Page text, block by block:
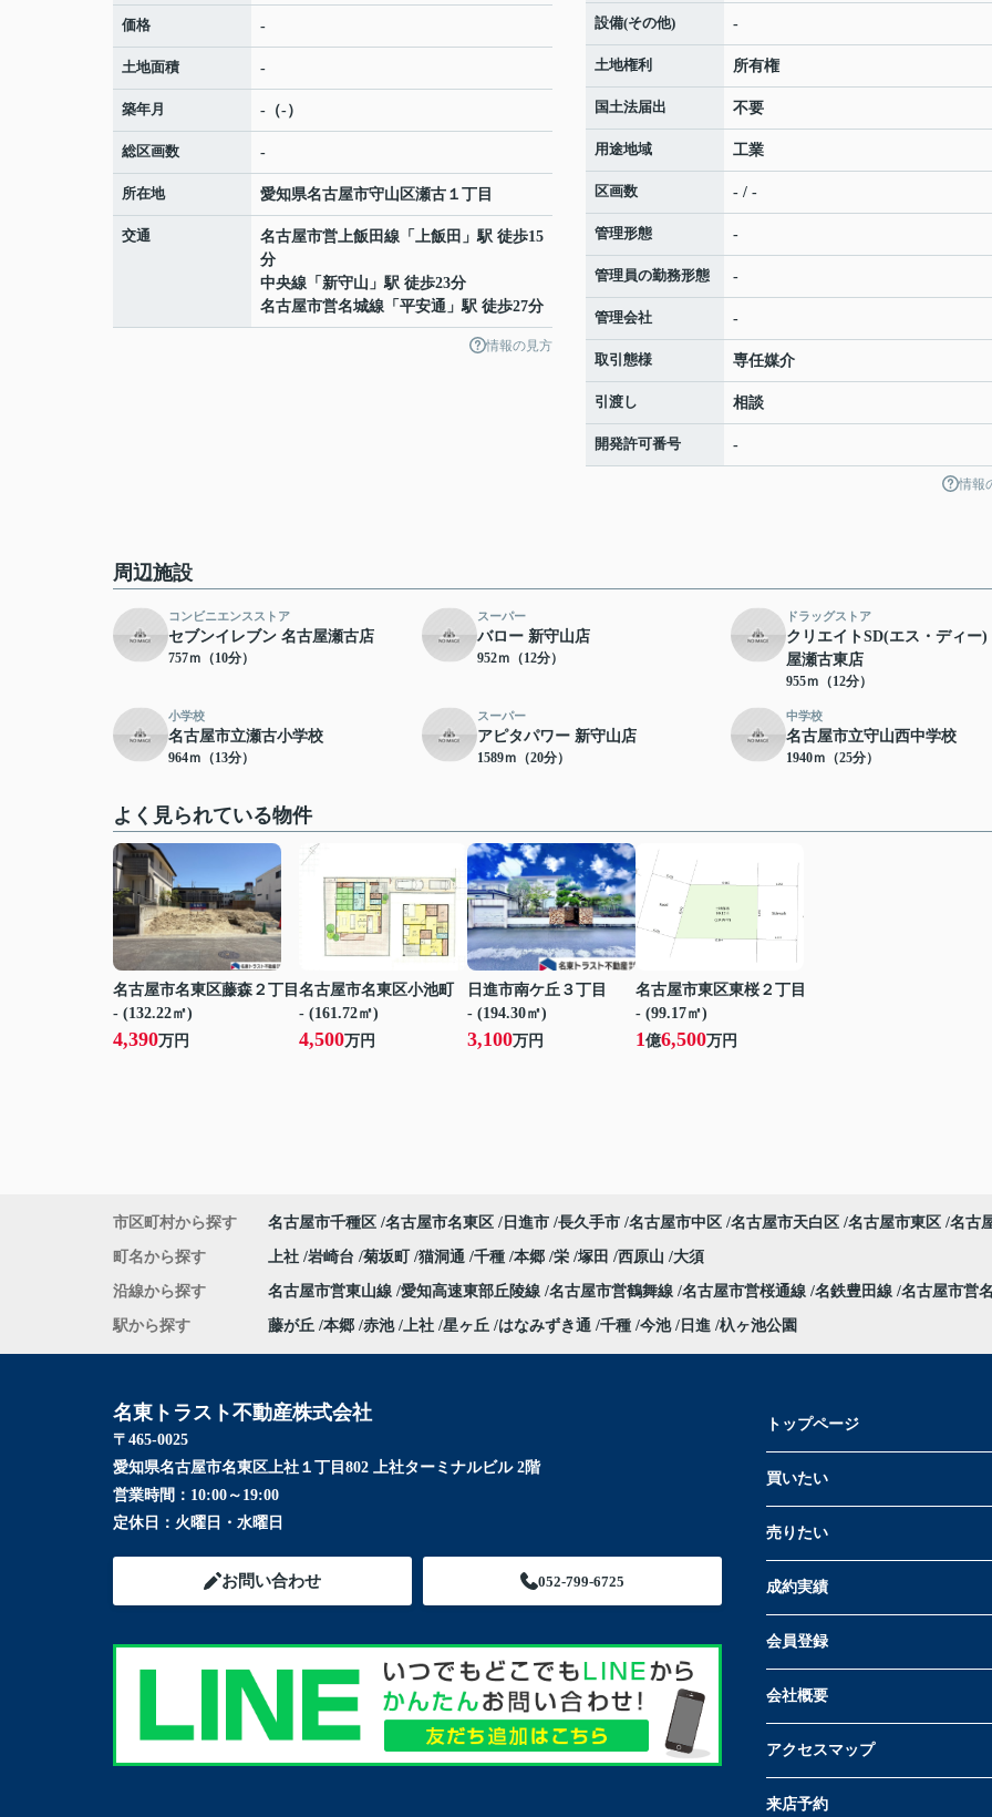
価格 -
土地面積 -
築年月 -（-）
総区画数 -
所在地 愛知県名古屋市守山区瀬古 １丁目
交通 名古屋市営上飯田線 「 上飯田 」駅 徒歩15
分
中央線 「 新守山 」駅 徒歩23分
名古屋市営名城線 「 平安通 」駅 徒歩27分
情報の見方
設備(その他) -
土地権利 所有権
国土法届出 不要
用途地域 工業
区画数 - / -
管理形態 -
管理員の勤務形態 -
管理会社 -
取引態様 専任媒介
引渡し 相談
開発許可番号 -
情報
周辺施設
コンビニエンスストア
セブンイレブン 名古屋瀬古店
757ｍ（10分）
スーパー
バロー 新守山店
952ｍ（12分）
ドラッグストア
クリエイトSD(エス・ディー)
屋瀬古東店
955ｍ（12分）
小学校
名古屋市立瀬古小学校
964ｍ（13分）
スーパー
アピタパワー 新守山店
1589ｍ（20分）
中学校
名古屋市立守山西中学校
1940ｍ（25分）
よく見られている物件
名古屋市名東区藤森２丁目
- (132.22㎡)
4,390万円
名古屋市名東区小池町
- (161.72㎡)
4,500万円
日進市南ケ丘３丁目
- (194.30㎡)
3,100万円
名古屋市東区東桜２丁目
- (99.17㎡)
1億6,500万円
市区町村から探す 名古屋市千種区 名古屋市名東区 日進市 長久手市 名古屋市中区 名古屋市天白区 名古屋市東区 名古
町名から探す 上社 岩崎台 菊坂町 猫洞通 千種 本郷 栄 塚田 西原山 大須
沿線から探す 名古屋市営東山線 愛知高速東部丘陵線 名古屋市営鶴舞線 名古屋市営桜通線 名鉄豊田線 名古屋市営
駅から探す 藤が丘 本郷 赤池 上社 星ヶ丘 はなみずき通 千種 今池 日進 杁ヶ池公園
名東トラスト不動産株式会社
〒465-0025
愛知県名古屋市名東区上社１丁目802 上社ターミナルビル 2階
営業時間： 10:00～19:00
定休日： 火曜日・水曜日
お問い合わせ 052-799-6725
トップページ
買いたい
売りたい
成約実績
会員登録
会社概要
アクセスマップ
来店予約